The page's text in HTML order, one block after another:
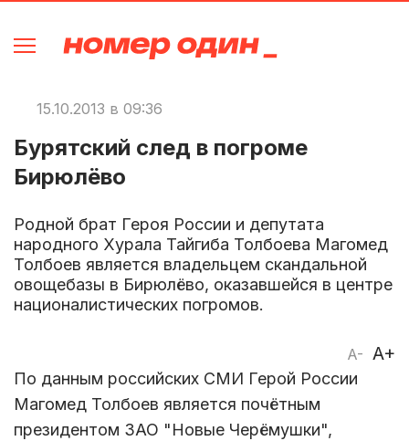
15.10.2013 в 09:36
Бурятский след в погроме
Бирюлёво
Родной брат Героя России и депутата
народного Хурала Тайгиба Толбоева Магомед
Толбоев является владельцем скандальной
овощебазы в Бирюлёво, оказавшейся в центре
националистических погромов.
A- A+
По данным российских СМИ Герой России
Магомед Толбоев является почётным
президентом ЗАО "Новые Черёмушки",